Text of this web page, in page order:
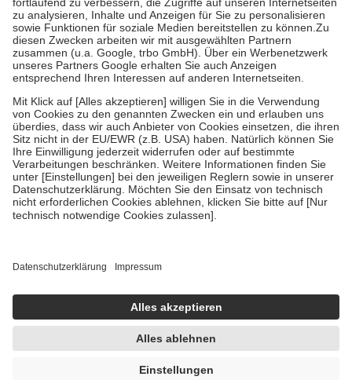
höchstens zehn Euro.Es sind jedoch nie mehr als die tatsächlichen
Kosten der Leistung zu entrichten.
Diese Regeln gelten grundsätzlich auch für Online-Apotheken.
Bei Heilmitteln und häuslicher Krankenpflege beträgt die
Zuzahlung zehn Prozent der Kosten sowie zehn Euro je
Um das Engagement der Versicherten für ihre eigene Gesundheit zu
stärken und die besondere Stellung der Familie zu unterstützen,
fallenkeine Zuzahlungen an bei:
• Kindern und Jugendlichen bis zum vollendeten 18. Lebensjahr
mit Ausnahme der Fahrkosten
• Untersuchungen zur Vorsorge und Früherkennung, die von der
GKV getragen werden
• empfohlenen Schutzimpfungen
Wir nutzen Trusted Shops als unabhängigen Dienstleister für die
getroffen, um sicherzustellen, dass es sich um echte Bewertungen
handelt. Mehr Informationen findest du hier:
https://help.etrusted.com/hc/de/articles/4419944605341